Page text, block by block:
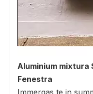
Aluminium mixtura
Fenestra